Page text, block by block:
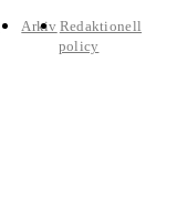
Arkiv Redaktionell
policy